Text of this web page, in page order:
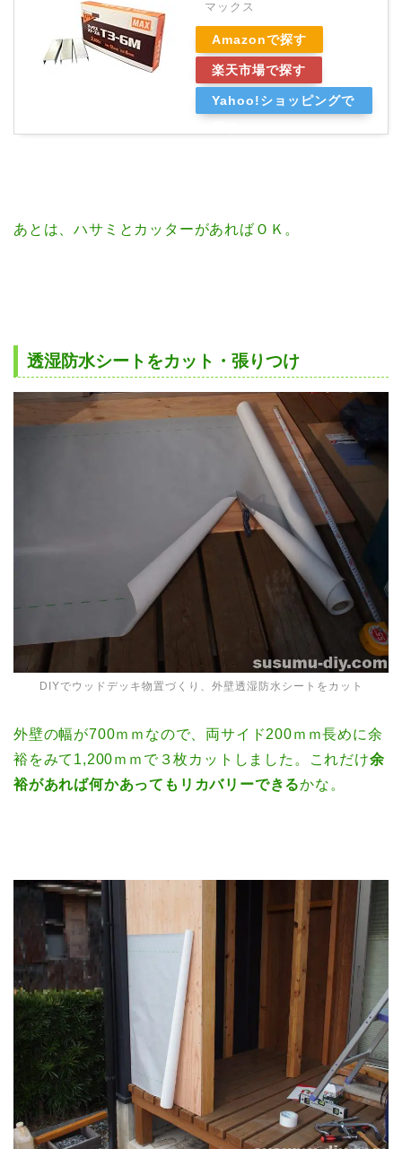
マックス
Amazonで探す
楽天市場で探す
Yahoo!ショッピングで
あとは、ハサミとカッターがあればＯＫ。
透湿防水シートをカット・張りつけ
DIYでウッドデッキ物置づくり、外壁透湿防水シートをカット
外壁の幅が700ｍｍなので、両サイド200ｍｍ長めに余
裕をみて1,200ｍｍで３枚カットしました。これだけ余
裕があれば何かあってもリカバリーできるかな。